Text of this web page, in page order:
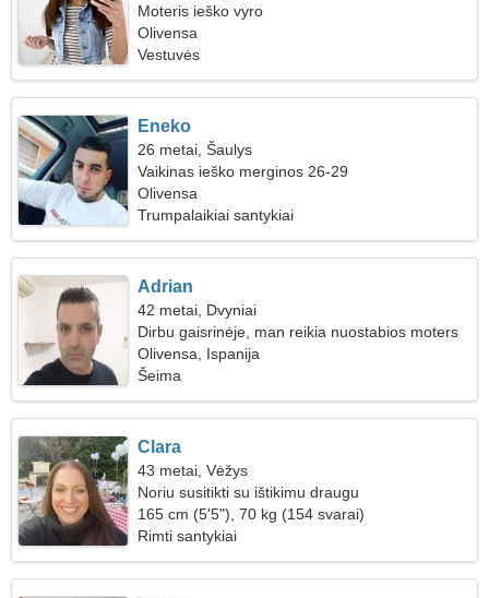
Moteris ieško vyro
Olivensa
Vestuvės
Eneko
26 metai, Šaulys
Vaikinas ieško merginos 26-29
Olivensa
Trumpalaikiai santykiai
Adrian
42 metai, Dvyniai
Dirbu gaisrinėje, man reikia nuostabios moters
Olivensa, Ispanija
Šeima
Clara
43 metai, Vėžys
Noriu susitikti su ištikimu draugu
165 cm (5'5"), 70 kg (154 svarai)
Rimti santykiai